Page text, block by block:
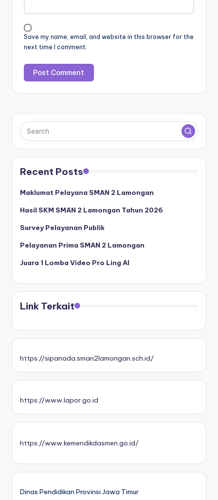
Save my name, email, and website in this browser for the
next time I comment.
Recent Posts
Maklumat Pelayana SMAN 2 Lamongan
Hasil SKM SMAN 2 Lamongan Tahun 2026
Survey Pelayanan Publik
Pelayanan Prima SMAN 2 Lamongan
Juara 1 Lomba Video Pro Ling AI
Link Terkait
https://sipanada.sman2lamongan.sch.id/
https://www.lapor.go.id
https://www.kemendikdasmen.go.id/
Dinas Pendidikan Provinsi Jawa Timur